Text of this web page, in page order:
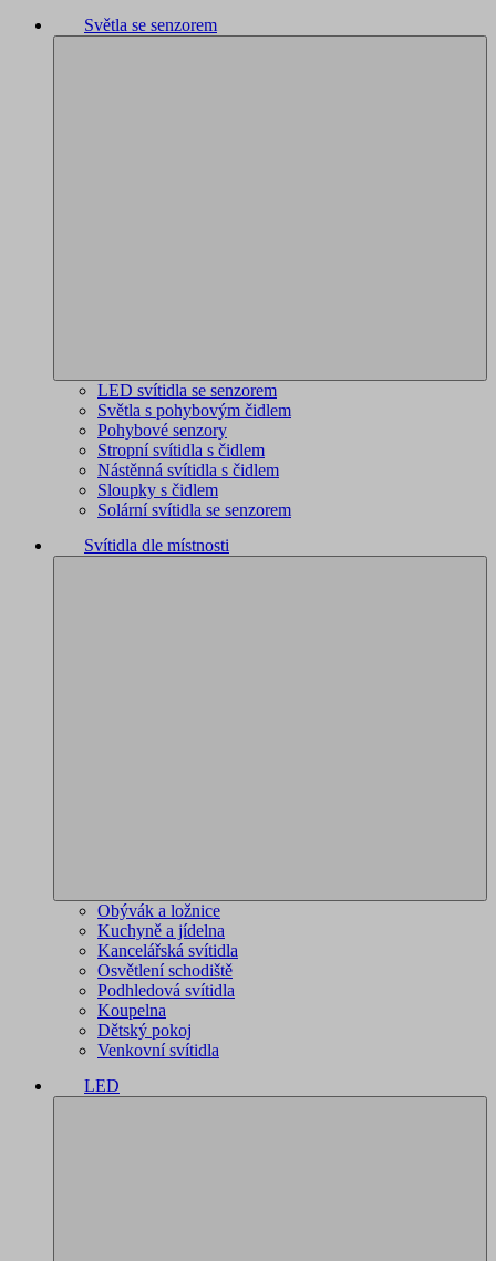
Světla se senzorem
LED svítidla se senzorem
Světla s pohybovým čidlem
Pohybové senzory
Stropní svítidla s čidlem
Nástěnná svítidla s čidlem
Sloupky s čidlem
Solární svítidla se senzorem
Svítidla dle místnosti
Obývák a ložnice
Kuchyně a jídelna
Kancelářská svítidla
Osvětlení schodiště
Podhledová svítidla
Koupelna
Dětský pokoj
Venkovní svítidla
LED